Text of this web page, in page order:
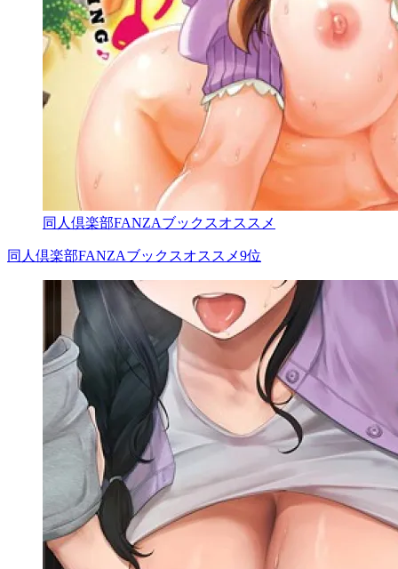
同人倶楽部FANZAブックスオススメ
同人倶楽部FANZAブックスオススメ9位